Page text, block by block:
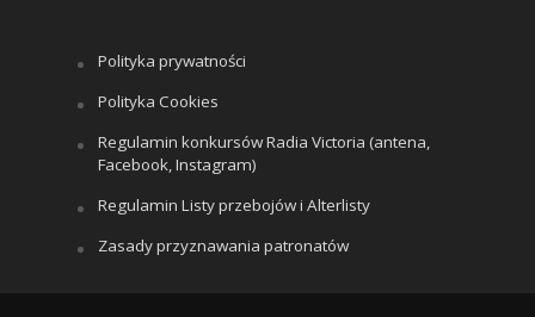
Polityka prywatności
Polityka Cookies
Regulamin konkursów Radia Victoria (antena,
Facebook, Instagram)
Regulamin Listy przebojów i Alterlisty
Zasady przyznawania patronatów